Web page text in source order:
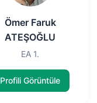
Ömer Faruk
ATEŞOĞLU
EA 1.
Profili Görüntüle